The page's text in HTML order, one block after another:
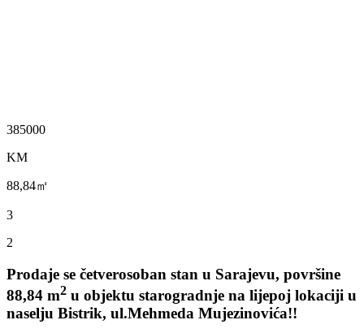
385000
KM
88,84㎡
3
2
Prodaje se četverosoban stan u Sarajevu, površine
88,84 m2 u objektu starogradnje na lijepoj lokaciji u
naselju Bistrik, ul.Mehmeda Mujezinovića!!